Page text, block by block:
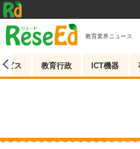
教育業界ニュース
ビス 教育行政 ICT機器